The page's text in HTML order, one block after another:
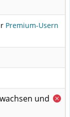
Premium-Usern
und